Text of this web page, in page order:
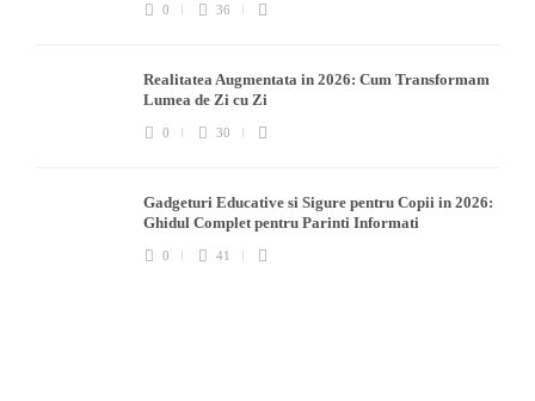
0 36
Realitatea Augmentata in 2026: Cum Transformam
Lumea de Zi cu Zi
0 30
Gadgeturi Educative si Sigure pentru Copii in 2026:
Ghidul Complet pentru Parinti Informati
0 41